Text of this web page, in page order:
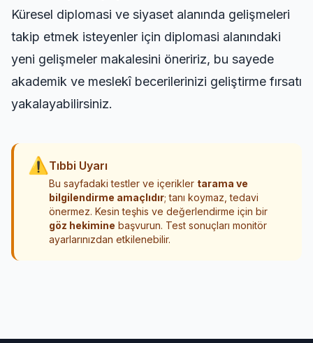
Küresel diplomasi ve siyaset alanında gelişmeleri
takip etmek isteyenler için diplomasi alanındaki
yeni gelişmeler makalesini öneririz, bu sayede
akademik ve meslekî becerilerinizi geliştirme fırsatı
yakalayabilirsiniz.
⚠ Tıbbi Uyarı
Bu sayfadaki testler ve içerikler tarama ve
bilgilendirme amaçlıdır; tanı koymaz, tedavi
önermez. Kesin teşhis ve değerlendirme için bir
göz hekimine başvurun. Test sonuçları monitör
ayarlarınızdan etkilenebilir.